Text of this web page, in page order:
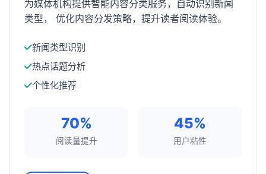
为媒体机构提供智能内容分类服务，自动识别新闻
类型， 优化内容分发策略，提升读者阅读体验。
新闻类型识别
热点话题分析
个性化推荐
70%
阅读量提升
45%
用户粘性